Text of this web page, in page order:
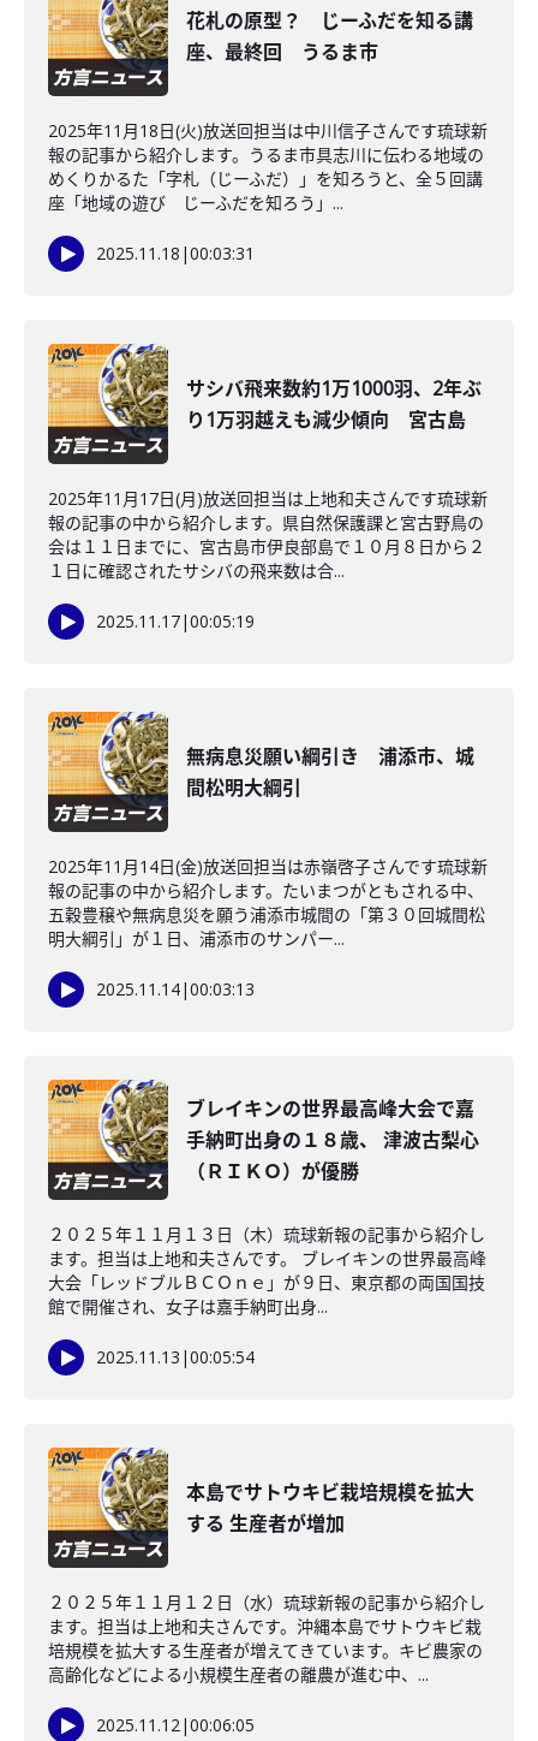
花札の原型？ じーふだを知る講
座、最終回 うるま市
2025年11月18日(火)放送回担当は中川信子さんです琉球新
報の記事から紹介します。うるま市具志川に伝わる地域の
めくりかるた「字札（じーふだ）」を知ろうと、全５回講
座「地域の遊び じーふだを知ろう」...
2025.11.18 |00:03:31
サシバ飛来数約1万1000羽、2年ぶ
り1万羽越えも減少傾向 宮古島
2025年11月17日(月)放送回担当は上地和夫さんです琉球新
報の記事の中から紹介します。県自然保護課と宮古野鳥の
会は１１日までに、宮古島市伊良部島で１０月８日から２
１日に確認されたサシバの飛来数は合...
2025.11.17|00:05:19
無病息災願い綱引き 浦添市、城
間松明大綱引
2025年11月14日(金)放送回担当は赤嶺啓子さんです琉球新
報の記事の中から紹介します。たいまつがともされる中、
五穀豊穣や無病息災を願う浦添市城間の「第３０回城間松
明大綱引」が１日、浦添市のサンパー...
2025.11.14|00:03:13
ブレイキンの世界最高峰大会で嘉
手納町出身の１８歳、 津波古梨心
（ＲＩＫＯ）が優勝
２０２５年１１月１３日（木）琉球新報の記事から紹介し
ます。担当は上地和夫さんです。 ブレイキンの世界最高峰
大会「レッドブルＢＣＯｎｅ」が９日、東京都の両国国技
館で開催され、女子は嘉手納町出身...
2025.11.13 |00:05:54
本島でサトウキビ栽培規模を拡大
する 生産者が増加
２０２５年１１月１２日（水）琉球新報の記事から紹介し
ます。担当は上地和夫さんです。沖縄本島でサトウキビ栽
培規模を拡大する生産者が増えてきています。キビ農家の
高齢化などによる小規模生産者の離農が進む中、...
2025.11.12|00:06:05